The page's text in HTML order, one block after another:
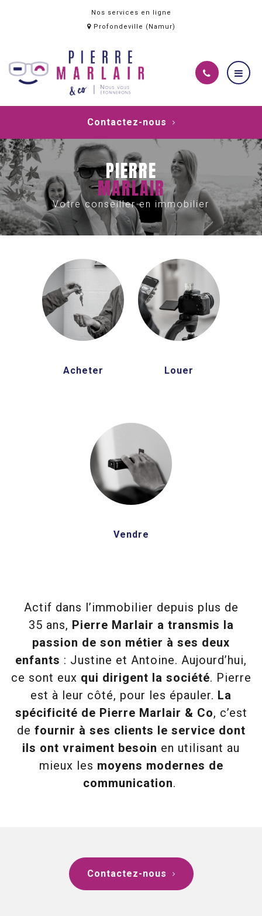
Nos services en ligne
Profondeville (Namur)
Contactez-nous
PIERRE
MARLAIR
Votre conseiller en immobilier
Acheter Louer
Vendre
Actif dans l’immobilier depuis plus de
35 ans, Pierre Marlair a transmis la
passion de son métier à ses deux
enfants : Justine et Antoine. Aujourd’hui,
ce sont eux qui dirigent la société. Pierre
est à leur côté, pour les épauler. La
spécificité de Pierre Marlair & Co, c’est
de fournir à ses clients le service dont
ils ont vraiment besoin en utilisant au
mieux les moyens modernes de
communication.
Contactez-nous